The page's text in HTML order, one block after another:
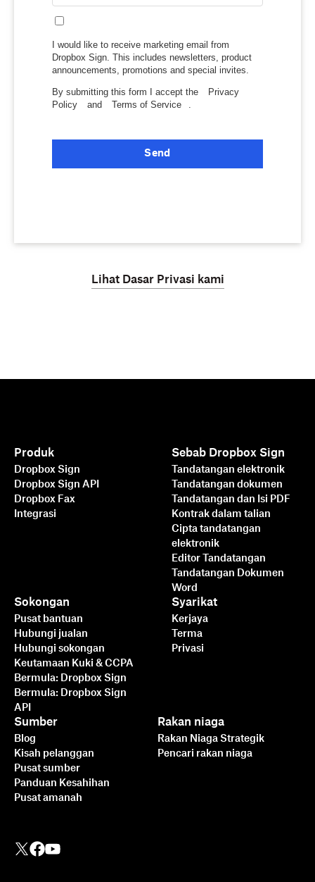
I would like to receive marketing email from
Dropbox Sign. This includes newsletters, product
announcements, promotions and special invites.
By submitting this form I accept the
Privacy
Policy
and Terms of Service .
Send
Lihat Dasar Privasi kami
Lebih Cepat, Lebih Pintar,
Lebih Selamat: Cara
Dropbox Sign
Mempercepatkan
Perniagaan pada tahun
2025
Baca lebih lanjut
Produk
Dropbox Sign
Dropbox Sign API
Dropbox Fax
Integrasi
Sebab Dropbox Sign
Tandatangan elektronik
Tandatangan dokumen
Tandatangan dan Isi PDF
Kontrak dalam talian
Cipta tandatangan
elektronik
Editor Tandatangan
Tandatangan Dokumen
Word
Sokongan
Pusat bantuan
Hubungi jualan
Hubungi sokongan
Keutamaan Kuki & CCPA
Bermula: Dropbox Sign
Bermula: Dropbox Sign
API
Sumber
Blog
Kisah pelanggan
Pusat sumber
Panduan Kesahihan
Pusat amanah
Rakan niaga
Rakan Niaga Strategik
Pencari rakan niaga
Syarikat
Kerjaya
Terma
Privasi